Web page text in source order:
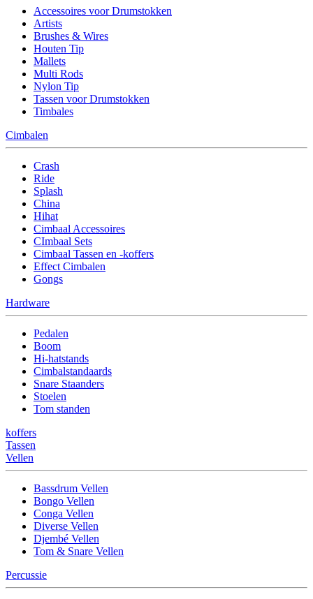
Accessoires voor Drumstokken
Artists
Brushes & Wires
Houten Tip
Mallets
Multi Rods
Nylon Tip
Tassen voor Drumstokken
Timbales
Cimbalen
Crash
Ride
Splash
China
Hihat
Cimbaal Accessoires
CImbaal Sets
Cimbaal Tassen en -koffers
Effect Cimbalen
Gongs
Hardware
Pedalen
Boom
Hi-hatstands
Cimbalstandaards
Snare Staanders
Stoelen
Tom standen
koffers
Tassen
Vellen
Bassdrum Vellen
Bongo Vellen
Conga Vellen
Diverse Vellen
Djembé Vellen
Tom & Snare Vellen
Percussie